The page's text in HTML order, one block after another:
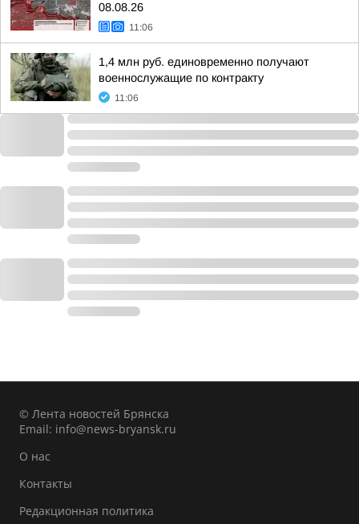
08.08.26
11:06
1,4 млн руб. единовременно получают
военнослужащие по контракту
11:06
© Лента новостей Брянска
Email: info@news-bryansk.ru
О нас
Контакты
Редакционная политика